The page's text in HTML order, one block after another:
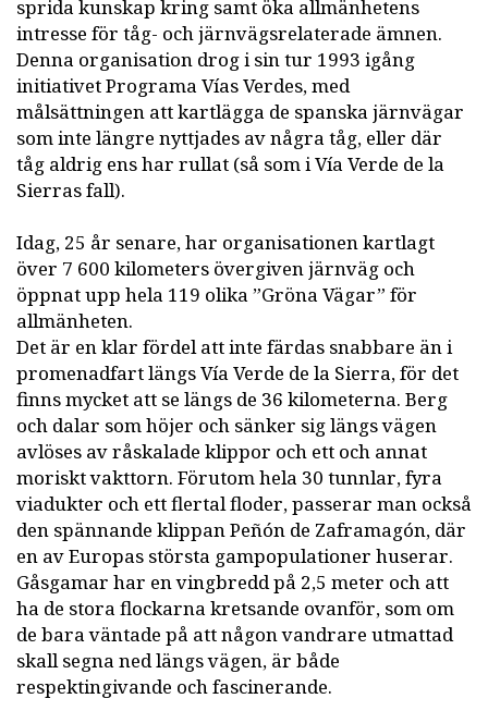
sprida kunskap kring samt öka allmänhetens
intresse för tåg- och järnvägsrelaterade ämnen.
Denna organisation drog i sin tur 1993 igång
initiativet Programa Vías Verdes, med
målsättningen att kartlägga de spanska järnvägar
som inte längre nyttjades av några tåg, eller där
tåg aldrig ens har rullat (så som i Vía Verde de la
Sierras fall).
Idag, 25 år senare, har organisationen kartlagt
över 7 600 kilometers övergiven järnväg och
öppnat upp hela 119 olika ”Gröna Vägar” för
allmänheten.
Det är en klar fördel att inte färdas snabbare än i
promenadfart längs Vía Verde de la Sierra, för det
finns mycket att se längs de 36 kilometerna. Berg
och dalar som höjer och sänker sig längs vägen
avlöses av råskalade klippor och ett och annat
moriskt vakttorn. Förutom hela 30 tunnlar, fyra
viadukter och ett flertal floder, passerar man också
den spännande klippan Peñón de Zaframagón, där
en av Europas största gampopulationer huserar.
Gåsgamar har en vingbredd på 2,5 meter och att
ha de stora flockarna kretsande ovanför, som om
de bara väntade på att någon vandrare utmattad
skall segna ned längs vägen, är både
respektingivande och fascinerande.